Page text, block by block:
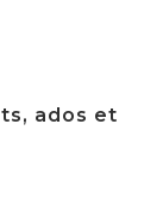
ados et